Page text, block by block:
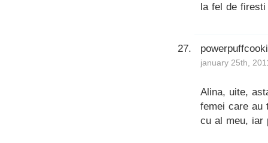
la fel de
january 25th,
Alina, uite,
femei care au
cu al meu, iar